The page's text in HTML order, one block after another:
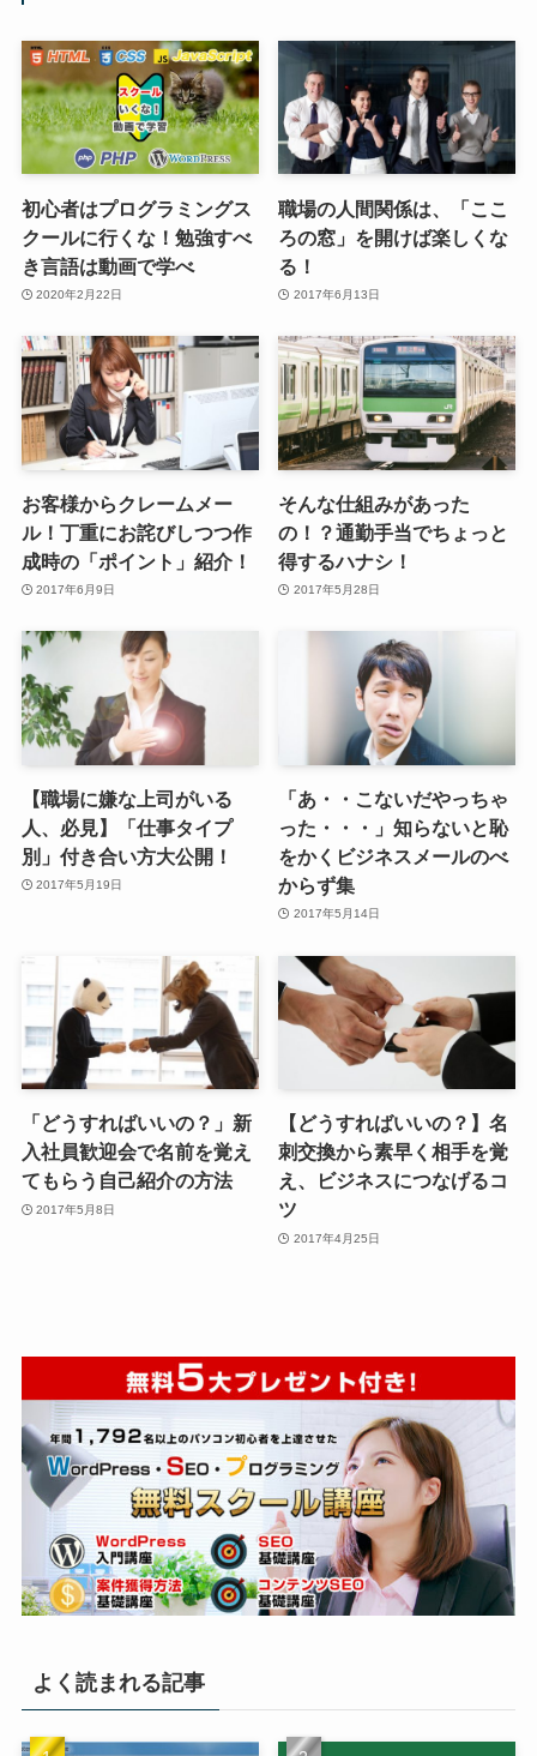
初心者はプログラミングス
クールに行くな！勉強すべ
き言語は動画で学べ
2020年2月22日
職場の人間関係は、「ここ
ろの窓」を開けば楽しくな
る！
2017年6月13日
お客様からクレームメー
ル！丁重にお詫びしつつ作
成時の「ポイント」紹介！
2017年6月9日
そんな仕組みがあった
の！？通勤手当でちょっと
得するハナシ！
2017年5月28日
【職場に嫌な上司がいる
人、必見】「仕事タイプ
別」付き合い方大公開！
2017年5月19日
「あ・・こないだやっちゃ
った・・・」知らないと恥
をかくビジネスメールのべ
からず集
2017年5月14日
「どうすればいいの？」新
入社員歓迎会で名前を覚え
てもらう自己紹介の方法
2017年5月8日
【どうすればいいの？】名
刺交換から素早く相手を覚
え、ビジネスにつなげるコ
ツ
2017年4月25日
よく読まれる記事